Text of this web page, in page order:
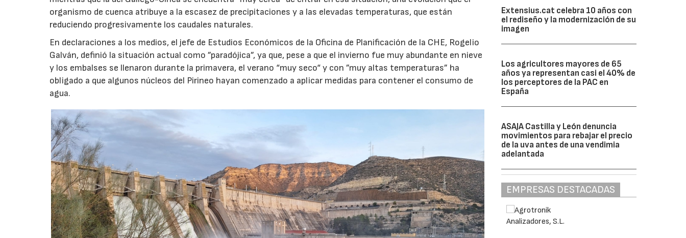
organismo de cuenca atribuye a la escasez de precipitaciones y a las elevadas temperaturas, que están
reduciendo progresivamente los caudales naturales.
En declaraciones a los medios, el jefe de Estudios Económicos de la Oficina de Planificación de la CHE, Rogelio
Galván, definió la situación actual como ”paradójica”, ya que, pese a que el invierno fue muy abundante en nieve
y los embalses se llenaron durante la primavera, el verano “muy seco“ y con ”muy altas temperaturas” ha
obligado a que algunos núcleos del Pirineo hayan comenzado a aplicar medidas para contener el consumo de
agua.
Extensius.cat celebra 10 años con
el rediseño y la modernización de su
imagen
Los agricultores mayores de 65
años ya representan casi el 40% de
los perceptores de la PAC en
España
ASAJA Castilla y León denuncia
movimientos para rebajar el precio
de la uva antes de una vendimia
adelantada
EMPRESAS DESTACADAS